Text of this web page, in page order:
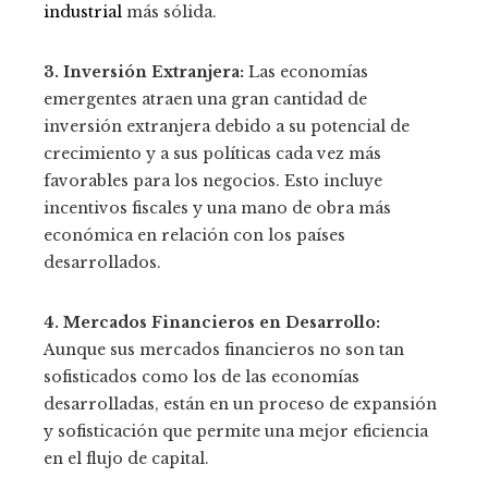
industrial más sólida.
3. Inversión Extranjera: Las economías
emergentes atraen una gran cantidad de
inversión extranjera debido a su potencial de
crecimiento y a sus políticas cada vez más
favorables para los negocios. Esto incluye
incentivos fiscales y una mano de obra más
económica en relación con los países
desarrollados.
4. Mercados Financieros en Desarrollo:
Aunque sus mercados financieros no son tan
sofisticados como los de las economías
desarrolladas, están en un proceso de expansión
y sofisticación que permite una mejor eficiencia
en el flujo de capital.